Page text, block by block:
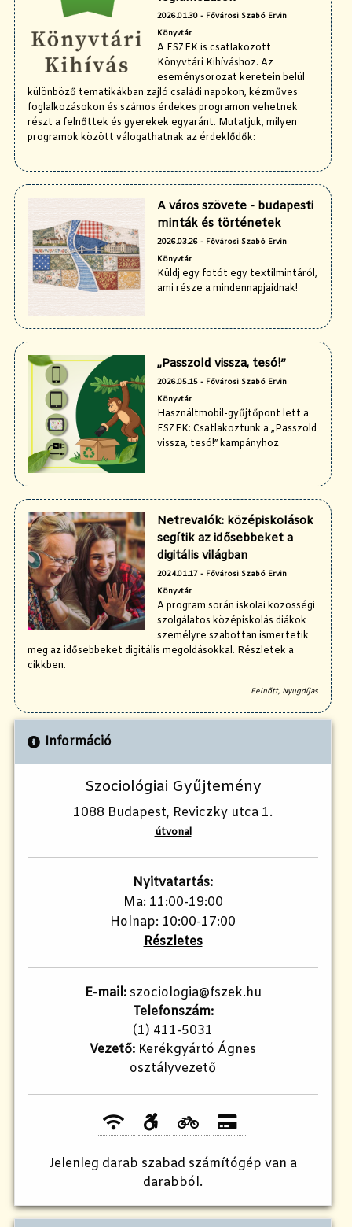
2026.01.30 - Fővárosi Szabó Ervin
Könyvtár
A FSZEK is csatlakozott
Könyvtári Kihíváshoz. Az
eseménysorozat keretein belül
különböző tematikákban zajló családi napokon, kézműves
foglalkozásokon és számos érdekes programon vehetnek
részt a felnőttek és gyerekek egyaránt. Mutatjuk, milyen
programok között válogathatnak az érdeklődők:
A város szövete - budapesti
minták és történetek
2026.03.26 - Fővárosi Szabó Ervin
Könyvtár
Küldj egy fotót egy textilmintáról,
ami része a mindennapjaidnak!
„Passzold vissza, tesó!”
2026.05.15 - Fővárosi Szabó Ervin
Könyvtár
Használtmobil-gyűjtőpont lett a
FSZEK: Csatlakoztunk a „Passzold
vissza, tesó!” kampányhoz
Netrevalók: középiskolások
segítik az idősebbeket a
digitális világban
2024.01.17 - Fővárosi Szabó Ervin
Könyvtár
A program során iskolai közösségi
szolgálatos középiskolás diákok
személyre szabottan ismertetik
meg az idősebbeket digitális megoldásokkal. Részletek a
cikkben.
Felnőtt, Nyugdíjas
Információ
Szociológiai Gyűjtemény
1088 Budapest, Reviczky utca 1.
útvonal
Nyitvatartás:
Ma: 11:00-19:00
Holnap: 10:00-17:00
Részletes
E-mail:szociologia@fszek.hu
Telefonszám:
(1) 411-5031
Vezető: Kerékgyártó Ágnes
osztályvezető
Jelenleg darab szabad számítógép van a
darabból.